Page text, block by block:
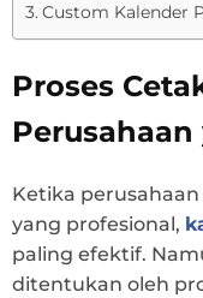
Custom Kalender
Proses
Ketika
yang profesional,
paling efektif.
ditentukan oleh